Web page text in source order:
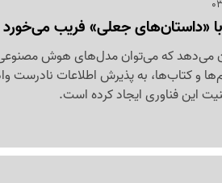
جعلی» فریب می‌خورد
می‌دهد که می‌توان مدل‌های هوش مصنوعی
و کتاب‌ها، به پذیرش اطلاعات نادرست
این فناوری ایجاد کرده است.